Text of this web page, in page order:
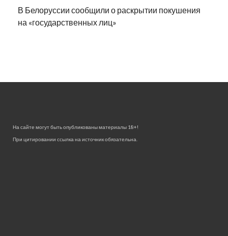
В Белоруссии сообщили о раскрытии покушения
на «государственных лиц»
На сайте могут быть опубликованы материалы 18+!
При цитировании ссылка на источник обязательна.